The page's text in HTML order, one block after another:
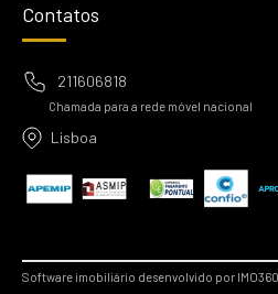
Contatos
211606818
Chamada para a rede móvel nacional
Lisboa
Software imobiliário desenvolvido por IMO360